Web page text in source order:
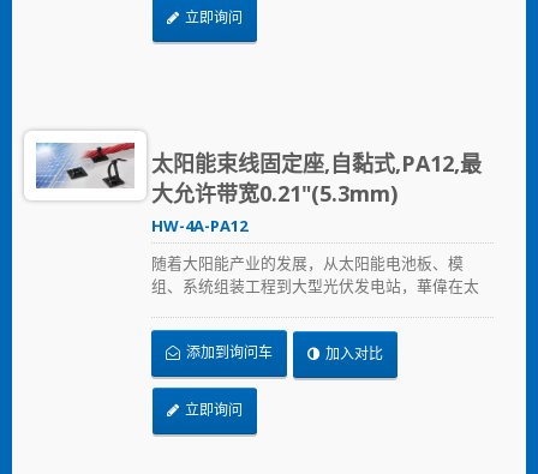
命。 立即询问
太阳能束线固定座,自黏式,PA12,最
大允许带宽0.21"(5.3mm)
HW-4A-PA12
随着大阳能产业的发展，从太阳能电池板、模
组、系统组装工程到大型光伏发电站，華偉在太
座、浪管到边缘夹，提供兼顾品质与价格的解决
方案，加速节省安装时间、采用更可靠的PA12原
料，在恶劣的环境下表现出色，延长产品使用寿
命。
添加到询问车 加入对比
立即询问